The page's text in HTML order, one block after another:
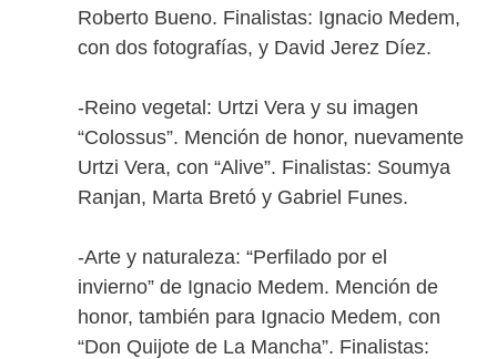
Roberto Bueno. Finalistas: Ignacio Medem,
con dos fotografías, y David Jerez Díez.
-Reino vegetal: Urtzi Vera y su imagen
“Colossus”. Mención de honor, nuevamente
Urtzi Vera, con “Alive”. Finalistas: Soumya
Ranjan, Marta Bretó y Gabriel Funes.
-Arte y naturaleza: “Perfilado por el
invierno” de Ignacio Medem. Mención de
honor, también para Ignacio Medem, con
“Don Quijote de La Mancha”. Finalistas: